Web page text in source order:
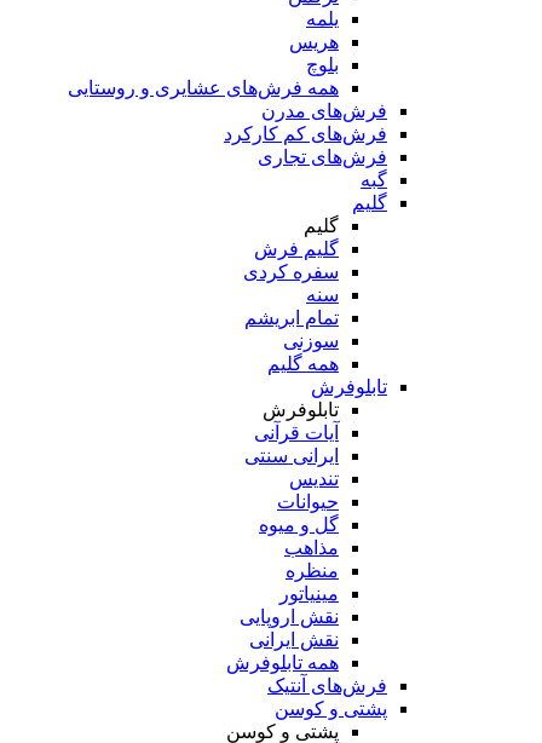
یلمه
هریس
بلوچ
همه فرش‌های عشایری و روستایی
فرش‌های مدرن
فرش‌های کم کارکرد
فرش‌های تجاری
گبه
گلیم
گلیم
گلیم فرش
سفره کردی
سنه
تمام ابریشم
سوزنی
همه گلیم
تابلوفرش
تابلوفرش
آیات قرآنی
ایرانی سنتی
تندیس
حیوانات
گل و میوه
مذاهب
منظره
مینیاتور
نقش اروپایی
نقش ایرانی
همه تابلوفرش
فرش‌های آنتیک
پشتی و کوسن
پشتی و کوسن